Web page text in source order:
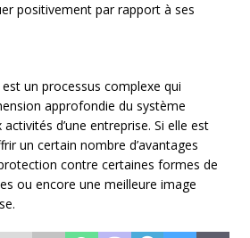
positivement par rapport à ses
un processus complexe qui
approfondie du système
d’une entreprise. Si elle est
un certain nombre d’avantages
contre certaines formes de
ou encore une meilleure image